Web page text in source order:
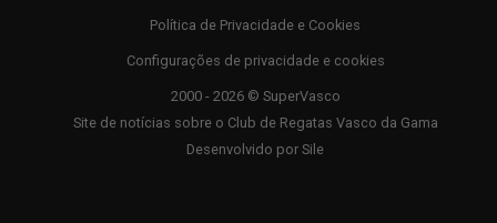
Política de Privacidade e Cookies
Configurações de privacidade e cookies
2000 - 2026 © SuperVasco
Site de notícias sobre o Club de Regatas Vasco da Gama
Desenvolvido por Sile